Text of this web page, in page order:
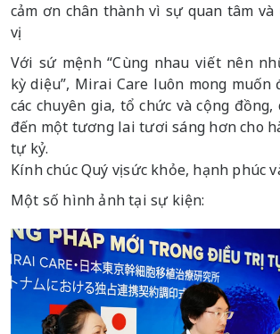
cảm ơn chân thành vì sự quan tâm và
vị.
Với sứ mệnh “Cùng nhau viết nên
kỳ diệu”, Mirai Care luôn mong muốn
các chuyên gia, tổ chức và cộng
đến một tương lai tươi sáng hơn cho
tự kỷ.
Kính chúc Quý vị sức khỏe, hạnh phúc
Một số hình ảnh tại sự kiện: